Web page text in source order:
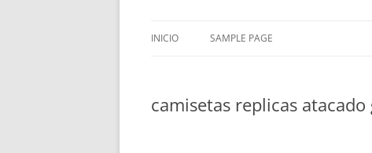
INICIO SAMPLE PAGE
camisetas replicas atacado